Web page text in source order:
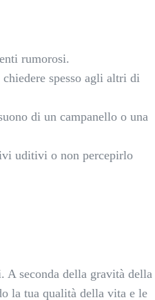
rumorosi.
spesso agli altri di
di un campanello o una
uditivi o non percepirlo
A seconda della gravità della
la tua qualità della vita e le